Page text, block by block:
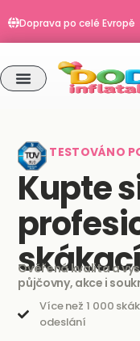
na
obsah
Doprava po celé Evropě
Objednávky do 11:00
TESTOVÁNO
Kupte
Ověřená kvalita a
půjčovny, akce i
Více než 1 000
odeslání